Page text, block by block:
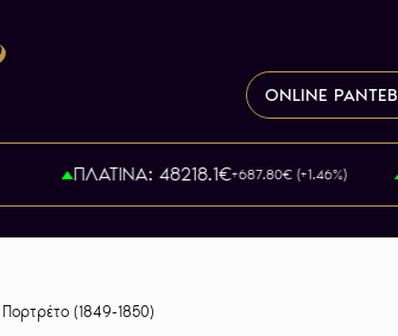
ONLINE
ΠΛΑΤΙΝΑ: 48218.1€+687.80€ (+1.46%)
(1849-1850)